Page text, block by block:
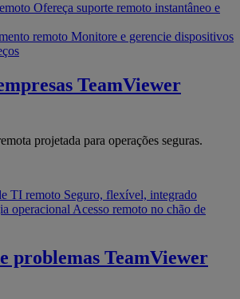
Ofereça suporte remoto instantâneo e
remoto Monitore e gerencie dispositivos
TeamViewer
projetada para operações seguras.
TI remoto Seguro, flexível, integrado
operacional Acesso remoto no chão de
problemas TeamViewer